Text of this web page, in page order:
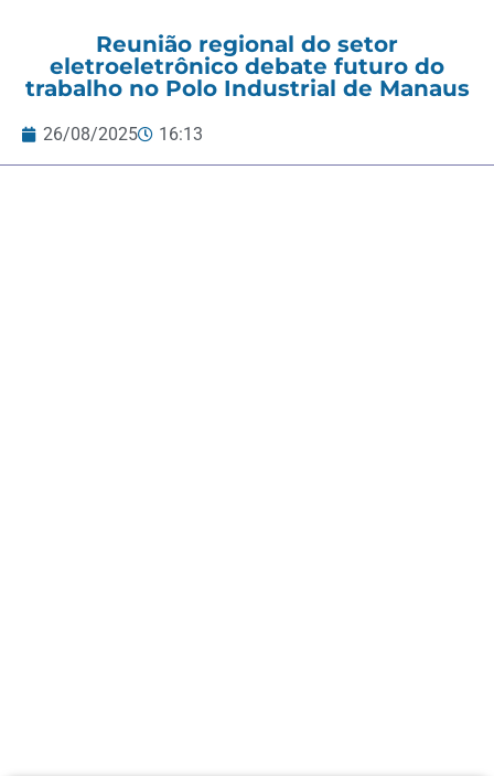
Reunião regional do setor
eletroeletrônico debate futuro do
trabalho no Polo Industrial de Manaus
26/08/2025 16:13